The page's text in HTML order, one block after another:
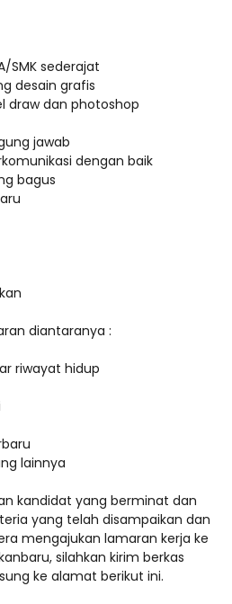
SMK sederajat
desain grafis
draw dan photoshop
jawab
dengan baik
bagus
diantaranya :
riwayat hidup
lainnya
kandidat yang berminat dan
yang telah disampaikan dan
mengajukan lamaran kerja ke
silahkan kirim berkas
ke alamat berikut ini.